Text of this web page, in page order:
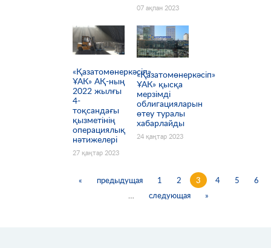
07 ақпан 2023
«Қазатомөнеркәсіп»
ҰАК» АҚ-ның
2022 жылғы
4-
тоқсандағы
қызметінің
операциялық
нәтижелері
27 қаңтар 2023
«Қазатомөнеркәсіп»
ҰАК» қысқа
мерзімді
облигацияларын
өтеу туралы
хабарлайды
24 қаңтар 2023
« предыдущая 1 2 3 4 5
6
…
следующая »